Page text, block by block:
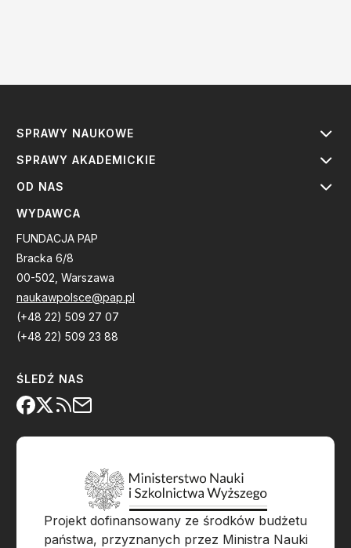
SPRAWY NAUKOWE
SPRAWY AKADEMICKIE
OD NAS
WYDAWCA
FUNDACJA PAP
Bracka 6/8
00-502, Warszawa
naukawpolsce@pap.pl
(+48 22) 509 27 07
(+48 22) 509 23 88
ŚLEDŹ NAS
Projekt dofinansowany ze środków budżetu
państwa, przyznanych przez Ministra Nauki